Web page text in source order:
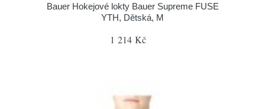
Bauer Hokejové lokty Bauer Supreme FUSE
YTH, Dětská, M
1 214 Kč